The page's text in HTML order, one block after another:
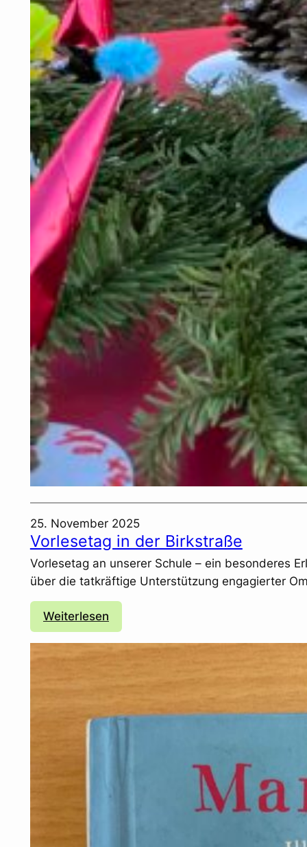
25. November 2025
Vorlesetag in der Birkstraße
Vorlesetag an unserer Schule – ein besonderes
über die tatkräftige Unterstützung engagierter
Weiterlesen
V
o
s
g